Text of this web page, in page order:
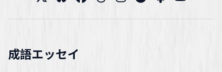
成語エッセイ